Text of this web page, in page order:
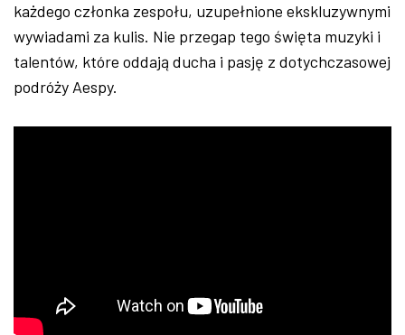
każdego członka zespołu, uzupełnione ekskluzywnymi
wywiadami za kulis. Nie przegap tego święta muzyki i
talentów, które oddają ducha i pasję z dotychczasowej
podróży Aespy.